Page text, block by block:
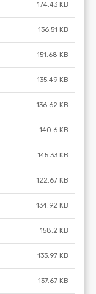
174.43 KB
136.51 KB
151.68 KB
135.49 KB
136.62 KB
140.6 KB
145.33 KB
122.67 KB
134.92 KB
158.2 KB
133.97 KB
137.67 KB